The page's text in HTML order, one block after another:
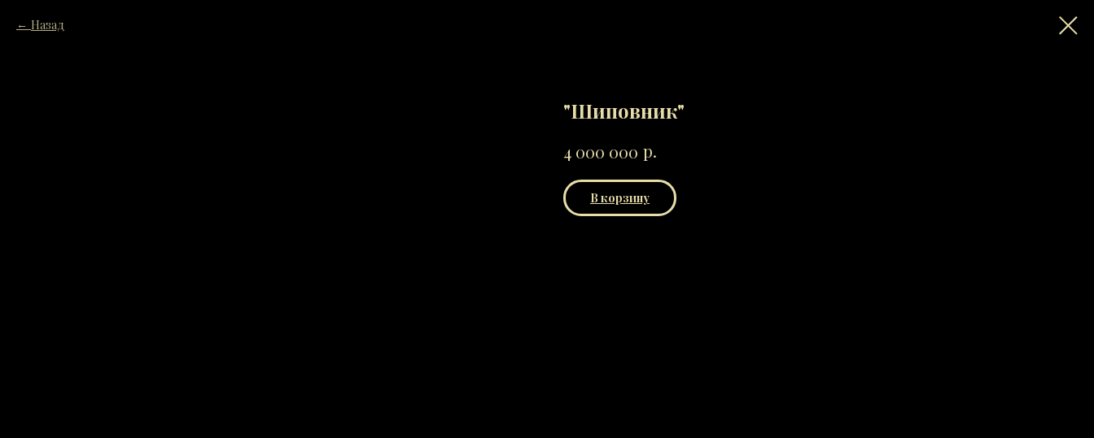
Назад
"Шиповник"
4 000 000 р.
В корзину